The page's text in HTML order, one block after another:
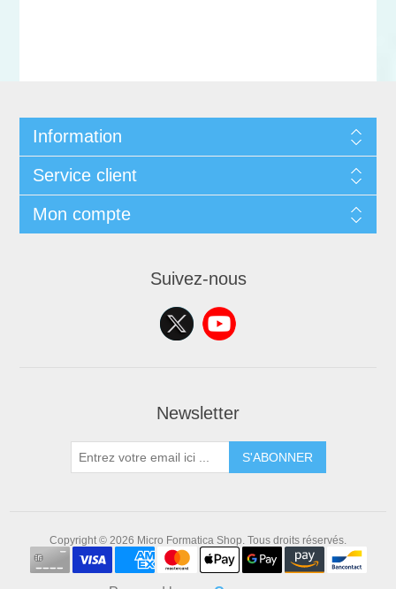
Information
Service client
Mon compte
Suivez-nous
Newsletter
S'ABONNER
Copyright © 2026 Micro Formatica Shop. Tous droits réservés.